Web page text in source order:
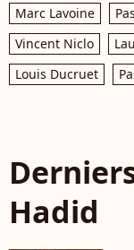
Marc Lavoine
Vincent Niclo
Louis Ducruet
Hadid